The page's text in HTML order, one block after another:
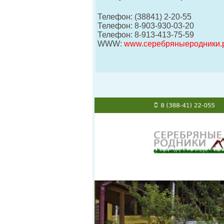
Телефон: (38841) 2-20-55
Телефон: 8-903-930-03-20
Телефон: 8-913-413-75-59
WWW: